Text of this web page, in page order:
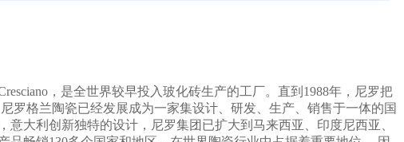
3分钟前 广东古先生成功提交需求
1分钟前 湖北胡先生成功提交需求
10分钟前 四川贺先生成功提交需求
，是全世界较早投入玻化砖生产的工厂。直到1988年，尼罗把
罗格兰陶瓷已经发展成为一家集设计、研发、生产、销售于一体的国
大利创新独特的设计，尼罗集团已扩大到马来西亚、印度尼西亚、